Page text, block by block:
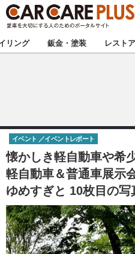
★カーケアプラス認定★ 厳
甲信越
東海
中国
九州
注目の記事
リング 鈑金・塗装 レストア
懐かしき軽自動車や希
軽自動車＆普通車展示
ゆめすぎと 10枚目の写
イベント イベントレポート